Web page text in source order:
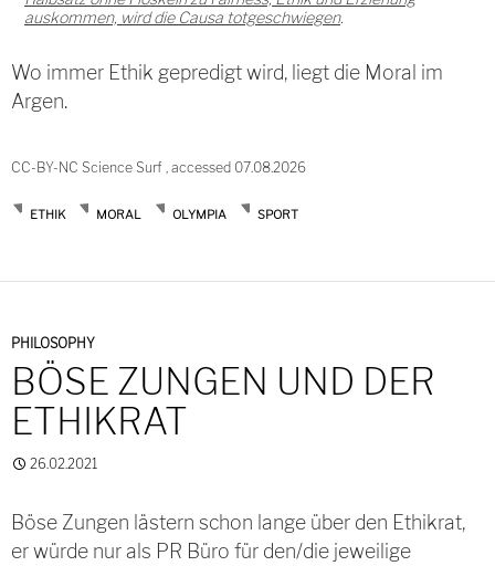
auskommen, wird die Causa totgeschwiegen.
Wo immer Ethik gepredigt wird, liegt die Moral im
Argen.
CC-BY-NC Science Surf , accessed 07.08.2026
ETHIK MORAL OLYMPIA SPORT
PHILOSOPHY
BÖSE ZUNGEN UND DER
ETHIKRAT
26.02.2021
Böse Zungen lästern schon lange über den Ethikrat,
er würde nur als PR Büro für den/die jeweilige